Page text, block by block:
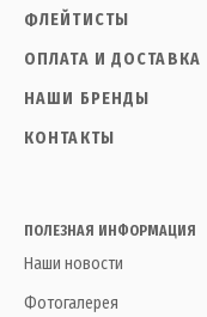
ФЛЕЙТИСТЫ
ОПЛАТА И ДОСТАВКА
НАШИ БРЕНДЫ
КОНТАКТЫ
ПОЛЕЗНАЯ ИНФОРМАЦИЯ
Наши новости
Фотогалерея